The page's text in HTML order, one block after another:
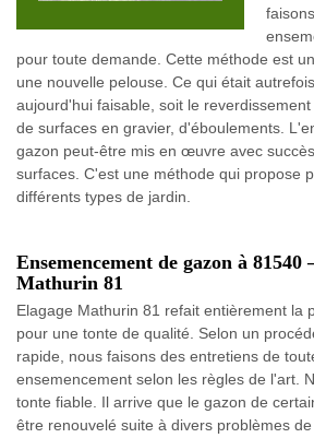
pour toute demande. Cette méthode est
une nouvelle pelouse. Ce qui était
aujourd'hui faisable, soit le
de surfaces en gravier, d'éboulements.
gazon peut-être mis en œuvre avec
surfaces. C'est une méthode qui propose
différents types de jardin.
Ensemencement de gazon à 81540
Mathurin 81
Elagage Mathurin 81 refait entièrement la
pour une tonte de qualité. Selon un
rapide, nous faisons des entretiens de
ensemencement selon les règles de l'art.
tonte fiable. Il arrive que le gazon de
être renouvelé suite à divers problèmes